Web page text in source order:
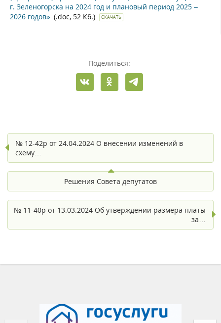
г. Зеленогорска на 2024 год и плановый период 2025 –
2026 годов» (.doc, 52 Кб.) СКАЧАТЬ
Поделиться:
№ 12-42р от 24.04.2024 О внесении изменений в
схему…
Решения Совета депутатов
№ 11-40р от 13.03.2024 Об утверждении размера платы
за…